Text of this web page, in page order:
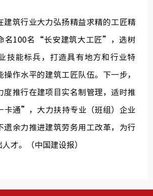
筑行业大力弘扬精益求精的工匠精
名100名“长安建筑大工匠”，选树
技能标兵，打造具有地方和行业特
操作水平的建筑工匠队伍。下一步，
度推行在建项目实名制管理，适时推
卡通”，大力扶持专业（班组）企业
遗余力推进建筑劳务用工改革，为行
才。（中国建设报）